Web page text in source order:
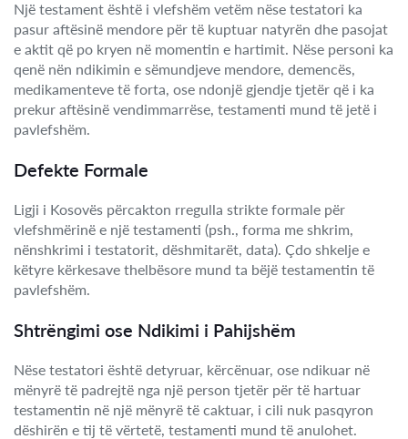
Një testament është i vlefshëm vetëm nëse testatori ka
pasur aftësinë mendore për të kuptuar natyrën dhe pasojat
e aktit që po kryen në momentin e hartimit. Nëse personi ka
qenë nën ndikimin e sëmundjeve mendore, demencës,
medikamenteve të forta, ose ndonjë gjendje tjetër që i ka
prekur aftësinë vendimmarrëse, testamenti mund të jetë i
pavlefshëm.
Defekte Formale
Ligji i Kosovës përcakton rregulla strikte formale për
vlefshmërinë e një testamenti (psh., forma me shkrim,
nënshkrimi i testatorit, dëshmitarët, data). Çdo shkelje e
këtyre kërkesave thelbësore mund ta bëjë testamentin të
pavlefshëm.
Shtrëngimi ose Ndikimi i Pahijshëm
Nëse testatori është detyruar, kërcënuar, ose ndikuar në
mënyrë të padrejtë nga një person tjetër për të hartuar
testamentin në një mënyrë të caktuar, i cili nuk pasqyron
dëshirën e tij të vërtetë, testamenti mund të anulohet.